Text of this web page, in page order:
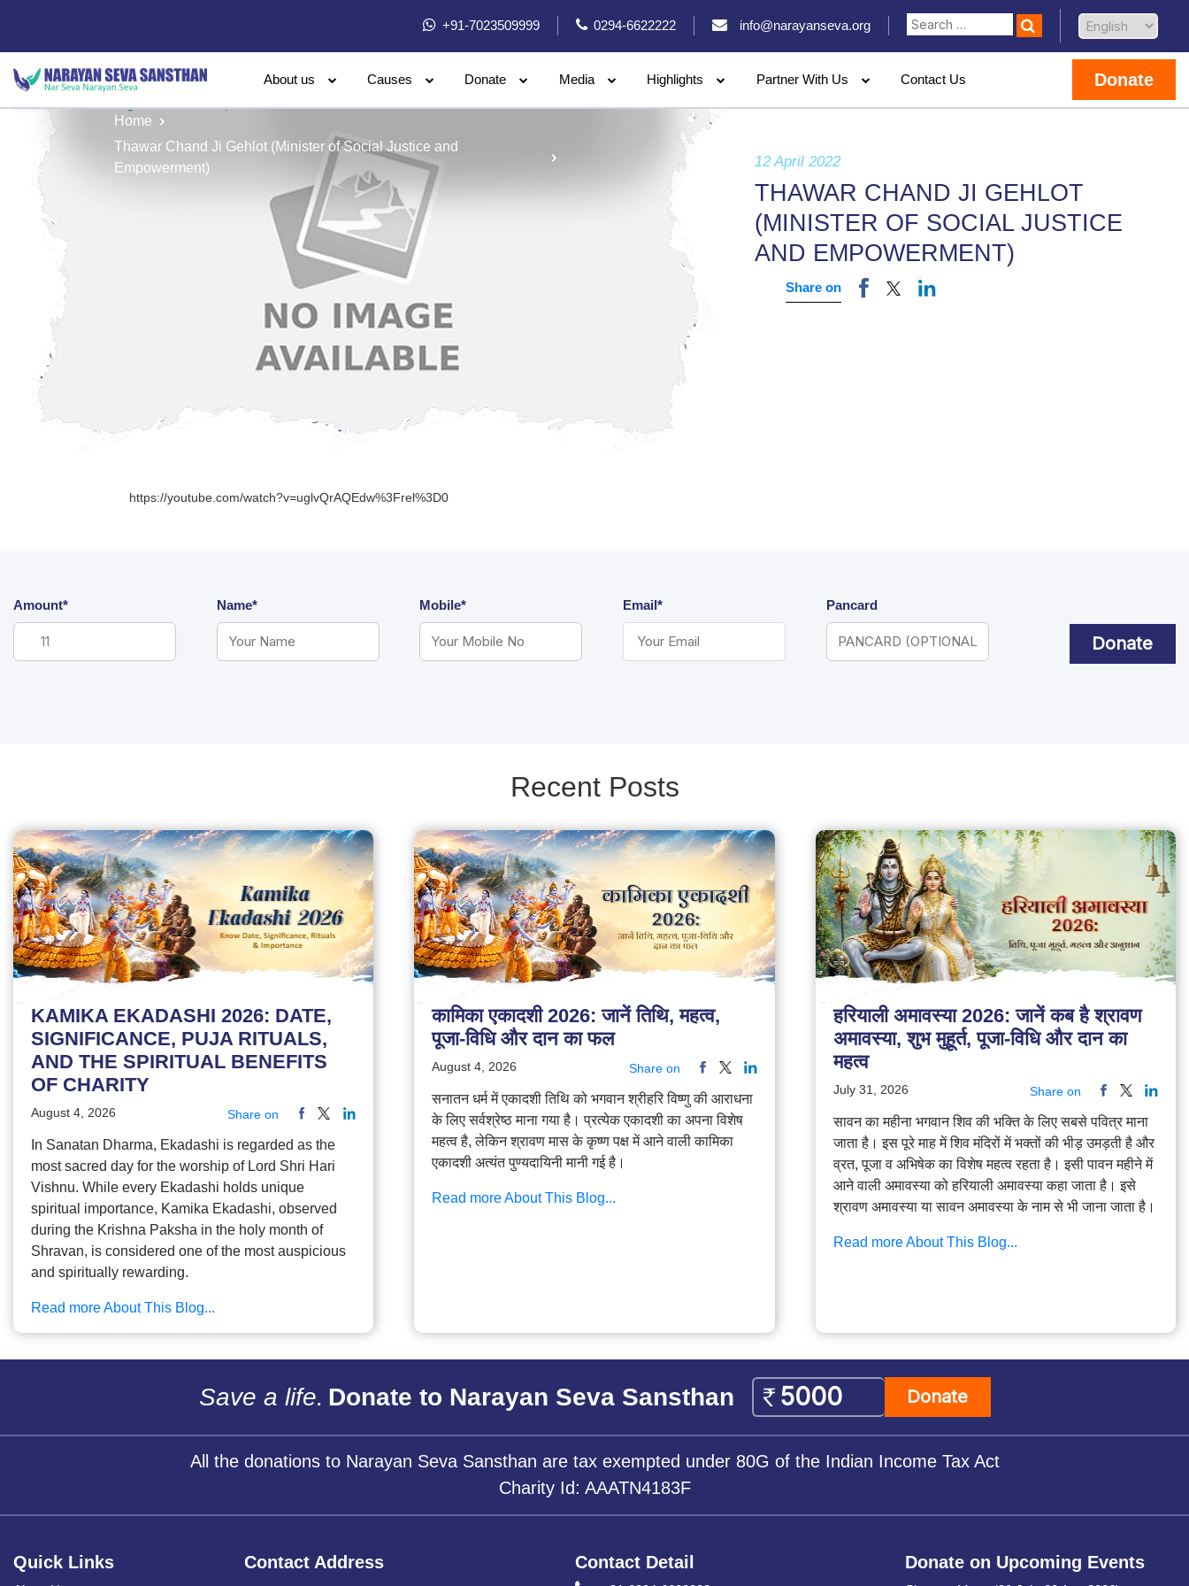
+91-7023509999 0294-6622222 info@narayanseva.org
About us Causes Donate Media Highlights Partner With Us Contact Us Donate
Home
Thawar Chand Ji Gehlot (Minister of Social Justice and
Empowerment)
12 April 2022
THAWAR CHAND JI GEHLOT
(MINISTER OF SOCIAL JUSTICE
AND EMPOWERMENT)
Share on
https://youtube.com/watch?v=uglvQrAQEdw%3Frel%3D0
Amount* Name* Mobile* Email* Pancard
Donate
Recent Posts
KAMIKA EKADASHI 2026: DATE,
SIGNIFICANCE, PUJA RITUALS,
AND THE SPIRITUAL BENEFITS
OF CHARITY
August 4, 2026 Share on
In Sanatan Dharma, Ekadashi is regarded as the
most sacred day for the worship of Lord Shri Hari
Vishnu. While every Ekadashi holds unique
spiritual importance, Kamika Ekadashi, observed
during the Krishna Paksha in the holy month of
Shravan, is considered one of the most auspicious
and spiritually rewarding.
Read more About This Blog...
कामिका एकादशी 2026: जानें तिथि, महत्व,
पूजा-विधि और दान का फल
August 4, 2026 Share on
सनातन धर्म में एकादशी तिथि को भगवान श्रीहरि विष्णु की आराधना
के लिए सर्वश्रेष्ठ माना गया है। प्रत्येक एकादशी का अपना विशेष
महत्व है, लेकिन श्रावण मास के कृष्ण पक्ष में आने वाली कामिका
एकादशी अत्यंत पुण्यदायिनी मानी गई है।
Read more About This Blog...
हरियाली अमावस्या 2026: जानें कब है श्रावण
अमावस्या, शुभ मुहूर्त, पूजा-विधि और दान का
महत्व
July 31, 2026 Share on
सावन का महीना भगवान शिव की भक्ति के लिए सबसे पवित्र माना
जाता है। इस पूरे माह में शिव मंदिरों में भक्तों की भीड़ उमड़ती है और
व्रत, पूजा व अभिषेक का विशेष महत्व रहता है। इसी पावन महीने में
आने वाली अमावस्या को हरियाली अमावस्या कहा जाता है। इसे
श्रावण अमावस्या या सावन अमावस्या के नाम से भी जाना जाता है।
Read more About This Blog...
Save a life. Donate to Narayan Seva Sansthan Donate
All the donations to Narayan Seva Sansthan are tax exempted under 80G of the Indian Income Tax Act
Charity Id: AAATN4183F
Quick Links Contact Address Contact Detail Donate on Upcoming Events